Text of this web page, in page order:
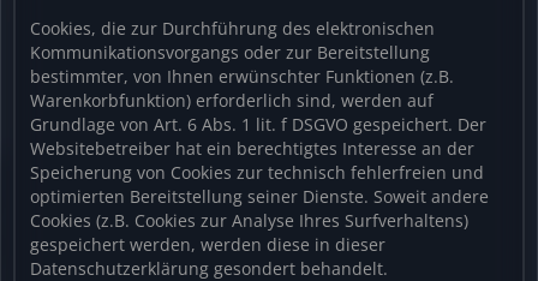
Cookies, die zur Durchführung des elektronischen
Kommunikationsvorgangs oder zur Bereitstellung
bestimmter, von Ihnen erwünschter Funktionen (z.B.
Warenkorbfunktion) erforderlich sind, werden auf
Grundlage von Art. 6 Abs. 1 lit. f DSGVO gespeichert. Der
Websitebetreiber hat ein berechtigtes Interesse an der
Speicherung von Cookies zur technisch fehlerfreien und
optimierten Bereitstellung seiner Dienste. Soweit andere
Cookies (z.B. Cookies zur Analyse Ihres Surfverhaltens)
gespeichert werden, werden diese in dieser
Datenschutzerklärung gesondert behandelt.